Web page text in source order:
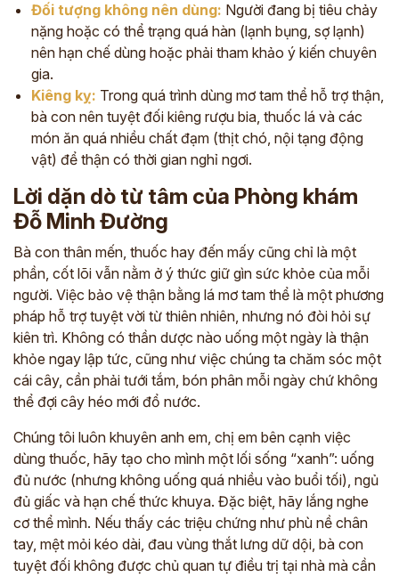
Đối tượng không nên dùng: Người đang bị tiêu chảy
nặng hoặc có thể trạng quá hàn (lạnh bụng, sợ lạnh)
nên hạn chế dùng hoặc phải tham khảo ý kiến chuyên
gia.
Kiêng kỵ: Trong quá trình dùng mơ tam thể hỗ trợ thận,
bà con nên tuyệt đối kiêng rượu bia, thuốc lá và các
món ăn quá nhiều chất đạm (thịt chó, nội tạng động
vật) để thận có thời gian nghỉ ngơi.
Lời dặn dò từ tâm của Phòng khám
Đỗ Minh Đường
Bà con thân mến, thuốc hay đến mấy cũng chỉ là một
phần, cốt lõi vẫn nằm ở ý thức giữ gìn sức khỏe của mỗi
người. Việc bảo vệ thận bằng lá mơ tam thể là một phương
pháp hỗ trợ tuyệt vời từ thiên nhiên, nhưng nó đòi hỏi sự
kiên trì. Không có thần dược nào uống một ngày là thận
khỏe ngay lập tức, cũng như việc chúng ta chăm sóc một
cái cây, cần phải tưới tắm, bón phân mỗi ngày chứ không
thể đợi cây héo mới đổ nước.
Chúng tôi luôn khuyên anh em, chị em bên cạnh việc
dùng thuốc, hãy tạo cho mình một lối sống “xanh”: uống
đủ nước (nhưng không uống quá nhiều vào buổi tối), ngủ
đủ giấc và hạn chế thức khuya. Đặc biệt, hãy lắng nghe
cơ thể mình. Nếu thấy các triệu chứng như phù nề chân
tay, mệt mỏi kéo dài, đau vùng thắt lưng dữ dội, bà con
tuyệt đối không được chủ quan tự điều trị tại nhà mà cần